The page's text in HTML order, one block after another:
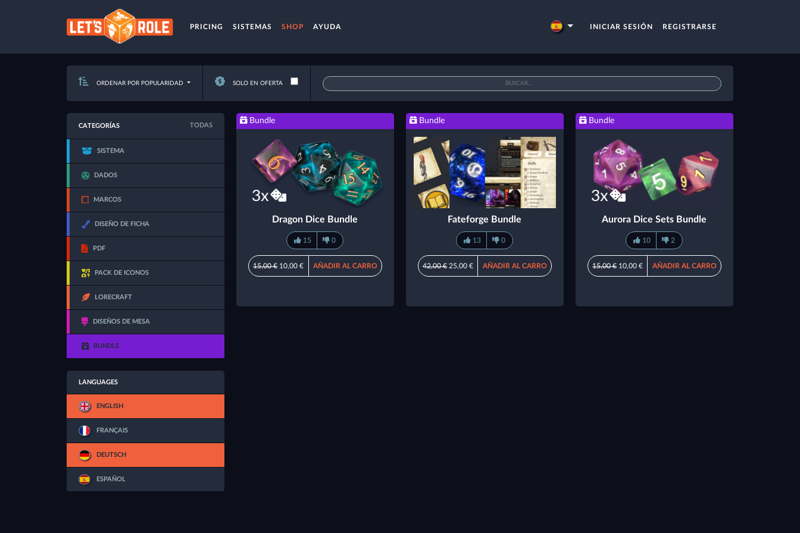
PRICING SISTEMAS SHOP AYUDA INICIAR SESIÓN REGISTRARSE
ORDENAR POR POPULARIDAD SOLO EN OFERTA
CATEGORÍAS TODAS
SISTEMA
DADOS
MARCOS
DISEÑO DE FICHA
PDF
PACK DE ICONOS
LORECRAFT
DISEÑOS DE MESA
BUNDLE
LANGUAGES
ENGLISH
FRANÇAIS
DEUTSCH
ESPAÑOL
Bundle
Dragon Dice Bundle
15 0
15,00 €10,00 € AÑADIR AL CARRO
Bundle
Fateforge Bundle
13 0
42,00 €25,00 € AÑADIR AL CARRO
Bundle
Aurora Dice Sets Bundle
10 2
15,00 €10,00 € AÑADIR AL CARRO